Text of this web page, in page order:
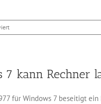
für
Veraltete
Hacker
7 kann Rechner
für Windows 7 beseitigt